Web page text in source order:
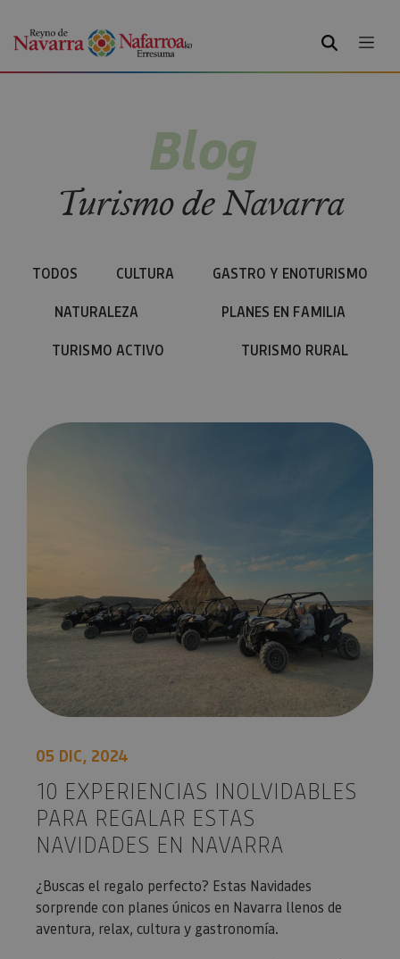
BUSCAR
Blog
Turismo de Navarra
TODOS CULTURA GASTRO Y ENOTURISMO
NATURALEZA PLANES EN FAMILIA
TURISMO ACTIVO TURISMO RURAL
10 experiencias inolvidables para regalar estas Navidades
05 DIC, 2024
10 EXPERIENCIAS INOLVIDABLES
PARA REGALAR ESTAS
NAVIDADES EN NAVARRA
¿Buscas el regalo perfecto? Estas Navidades
sorprende con planes únicos en Navarra llenos de
aventura, relax, cultura y gastronomía.